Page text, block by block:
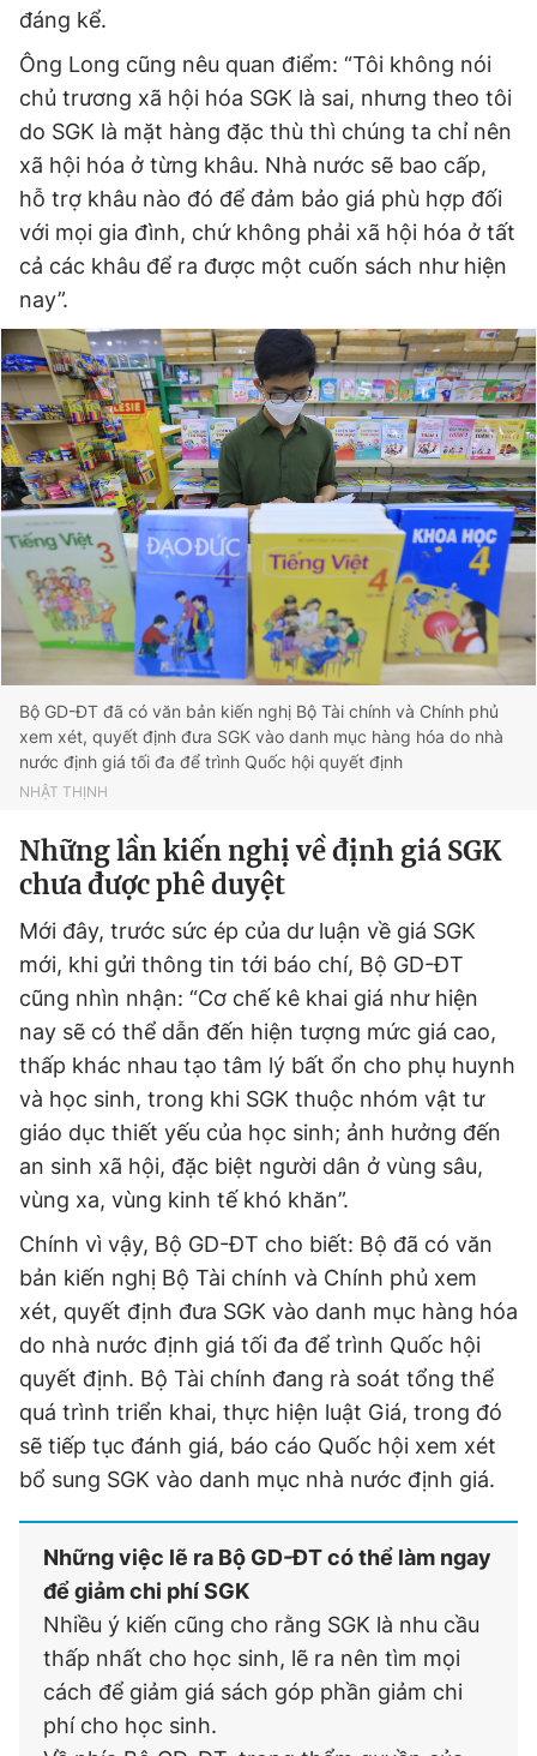
đáng kể.
Ông Long cũng nêu quan điểm: “Tôi không nói
chủ trương xã hội hóa SGK là sai, nhưng theo tôi
do SGK là mặt hàng đặc thù thì chúng ta chỉ nên
xã hội hóa ở từng khâu. Nhà nước sẽ bao cấp,
hỗ trợ khâu nào đó để đảm bảo giá phù hợp đối
với mọi gia đình, chứ không phải xã hội hóa ở tất
cả các khâu để ra được một cuốn sách như hiện
nay”.
Bộ GD-ĐT đã có văn bản kiến nghị Bộ Tài chính và Chính phủ
xem xét, quyết định đưa SGK vào danh mục hàng hóa do nhà
nước định giá tối đa để trình Quốc hội quyết định
NHẬT THỊNH
Những lần kiến nghị về định giá SGK
chưa được phê duyệt
Mới đây, trước sức ép của dư luận về giá SGK
mới, khi gửi thông tin tới báo chí, Bộ GD-ĐT
cũng nhìn nhận: “Cơ chế kê khai giá như hiện
nay sẽ có thể dẫn đến hiện tượng mức giá cao,
thấp khác nhau tạo tâm lý bất ổn cho phụ huynh
và học sinh, trong khi SGK thuộc nhóm vật tư
giáo dục thiết yếu của học sinh; ảnh hưởng đến
an sinh xã hội, đặc biệt người dân ở vùng sâu,
vùng xa, vùng kinh tế khó khăn”.
Chính vì vậy, Bộ GD-ĐT cho biết: Bộ đã có văn
bản kiến nghị Bộ Tài chính và Chính phủ xem
xét, quyết định đưa SGK vào danh mục hàng hóa
do nhà nước định giá tối đa để trình Quốc hội
quyết định. Bộ Tài chính đang rà soát tổng thể
quá trình triển khai, thực hiện luật Giá, trong đó
sẽ tiếp tục đánh giá, báo cáo Quốc hội xem xét
bổ sung SGK vào danh mục nhà nước định giá.
Những việc lẽ ra Bộ GD-ĐT có thể làm ngay
để giảm chi phí SGK
Nhiều ý kiến cũng cho rằng SGK là nhu cầu
thấp nhất cho học sinh, lẽ ra nên tìm mọi
cách để giảm giá sách góp phần giảm chi
phí cho học sinh.